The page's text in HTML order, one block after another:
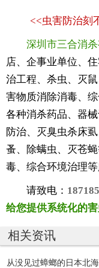
<<虫害防治刻
深圳市三合消杀
店、企事业单位、
治工程、杀虫、灭
害物质消除消毒、
各种消杀药品、器
防治、灭臭虫杀床
蚤、除螨虫、灭苍
毒、综合环境治理等
请致电：
给您提供系统化的害
相关资讯
从没见过蟑螂的日本北